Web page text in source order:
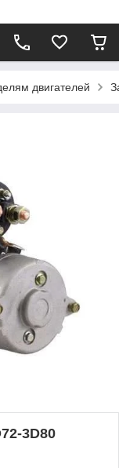
двигателей
3D80